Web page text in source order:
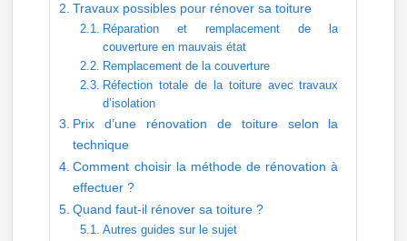
Travaux possibles pour rénover sa toiture
Réparation et remplacement de la
couverture en mauvais état
Remplacement de la couverture
Réfection totale de la toiture avec travaux
d’isolation
Prix d’une rénovation de toiture selon la
technique
Comment choisir la méthode de rénovation à
effectuer ?
Quand faut-il rénover sa toiture ?
Autres guides sur le sujet